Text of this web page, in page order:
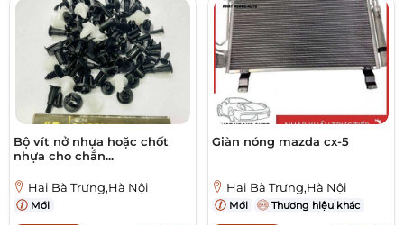
Bộ vít nở nhựa hoặc chốt
nhựa cho chắn...
Hai Bà Trưng,Hà Nội
Mới
Giàn nóng mazda cx-5
Hai Bà Trưng,Hà Nội
Mới Thương hiệu khác